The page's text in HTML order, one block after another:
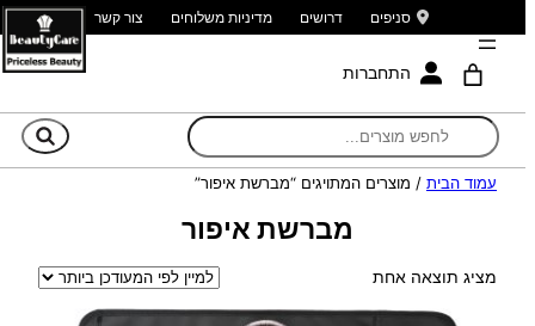
סניפים דרושים מדיניות משלוחים צור קשר
התחברות
עמוד הבית / מוצרים המתויגים “מברשת איפור”
מברשת איפור
מציג תוצאה אחת